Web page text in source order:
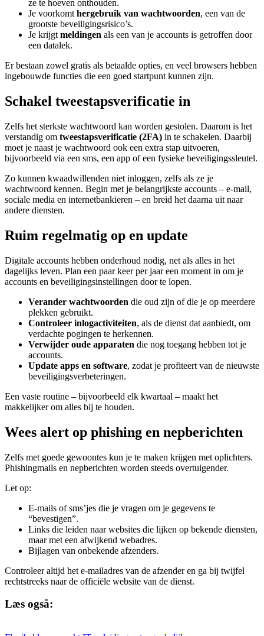
ze te hoeven onthouden.
Je voorkomt hergebruik van wachtwoorden, een van de
grootste beveiligingsrisico’s.
Je krijgt meldingen als een van je accounts is getroffen door
een datalek.
Er bestaan zowel gratis als betaalde opties, en veel browsers hebben
ingebouwde functies die een goed startpunt kunnen zijn.
Schakel tweestapsverificatie in
Zelfs het sterkste wachtwoord kan worden gestolen. Daarom is het
verstandig om tweestapsverificatie (2FA) in te schakelen. Daarbij
moet je naast je wachtwoord ook een extra stap uitvoeren,
bijvoorbeeld via een sms, een app of een fysieke beveiligingssleutel.
Zo kunnen kwaadwillenden niet inloggen, zelfs als ze je
wachtwoord kennen. Begin met je belangrijkste accounts – e-mail,
sociale media en internetbankieren – en breid het daarna uit naar
andere diensten.
Ruim regelmatig op en update
Digitale accounts hebben onderhoud nodig, net als alles in het
dagelijks leven. Plan een paar keer per jaar een moment in om je
accounts en beveiligingsinstellingen door te lopen.
Verander wachtwoorden die oud zijn of die je op meerdere
plekken gebruikt.
Controleer inlogactiviteiten, als de dienst dat aanbiedt, om
verdachte pogingen te herkennen.
Verwijder oude apparaten die nog toegang hebben tot je
accounts.
Update apps en software, zodat je profiteert van de nieuwste
beveiligingsverbeteringen.
Een vaste routine – bijvoorbeeld elk kwartaal – maakt het
makkelijker om alles bij te houden.
Wees alert op phishing en nepberichten
Zelfs met goede gewoontes kun je te maken krijgen met oplichters.
Phishingmails en nepberichten worden steeds overtuigender.
Let op:
E-mails of sms’jes die je vragen om je gegevens te
“bevestigen”.
Links die leiden naar websites die lijken op bekende diensten,
maar met een afwijkend webadres.
Bijlagen van onbekende afzenders.
Controleer altijd het e-mailadres van de afzender en ga bij twijfel
rechtstreeks naar de officiële website van de dienst.
Læs også: